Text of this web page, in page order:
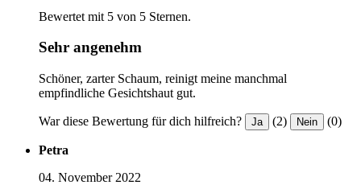
Bewertet mit 5 von 5 Sternen.
Sehr angenehm
Schöner, zarter Schaum, reinigt meine manchmal
empfindliche Gesichtshaut gut.
War diese Bewertung für dich hilfreich? Ja (2) Nein (0)
Petra
04. November 2022